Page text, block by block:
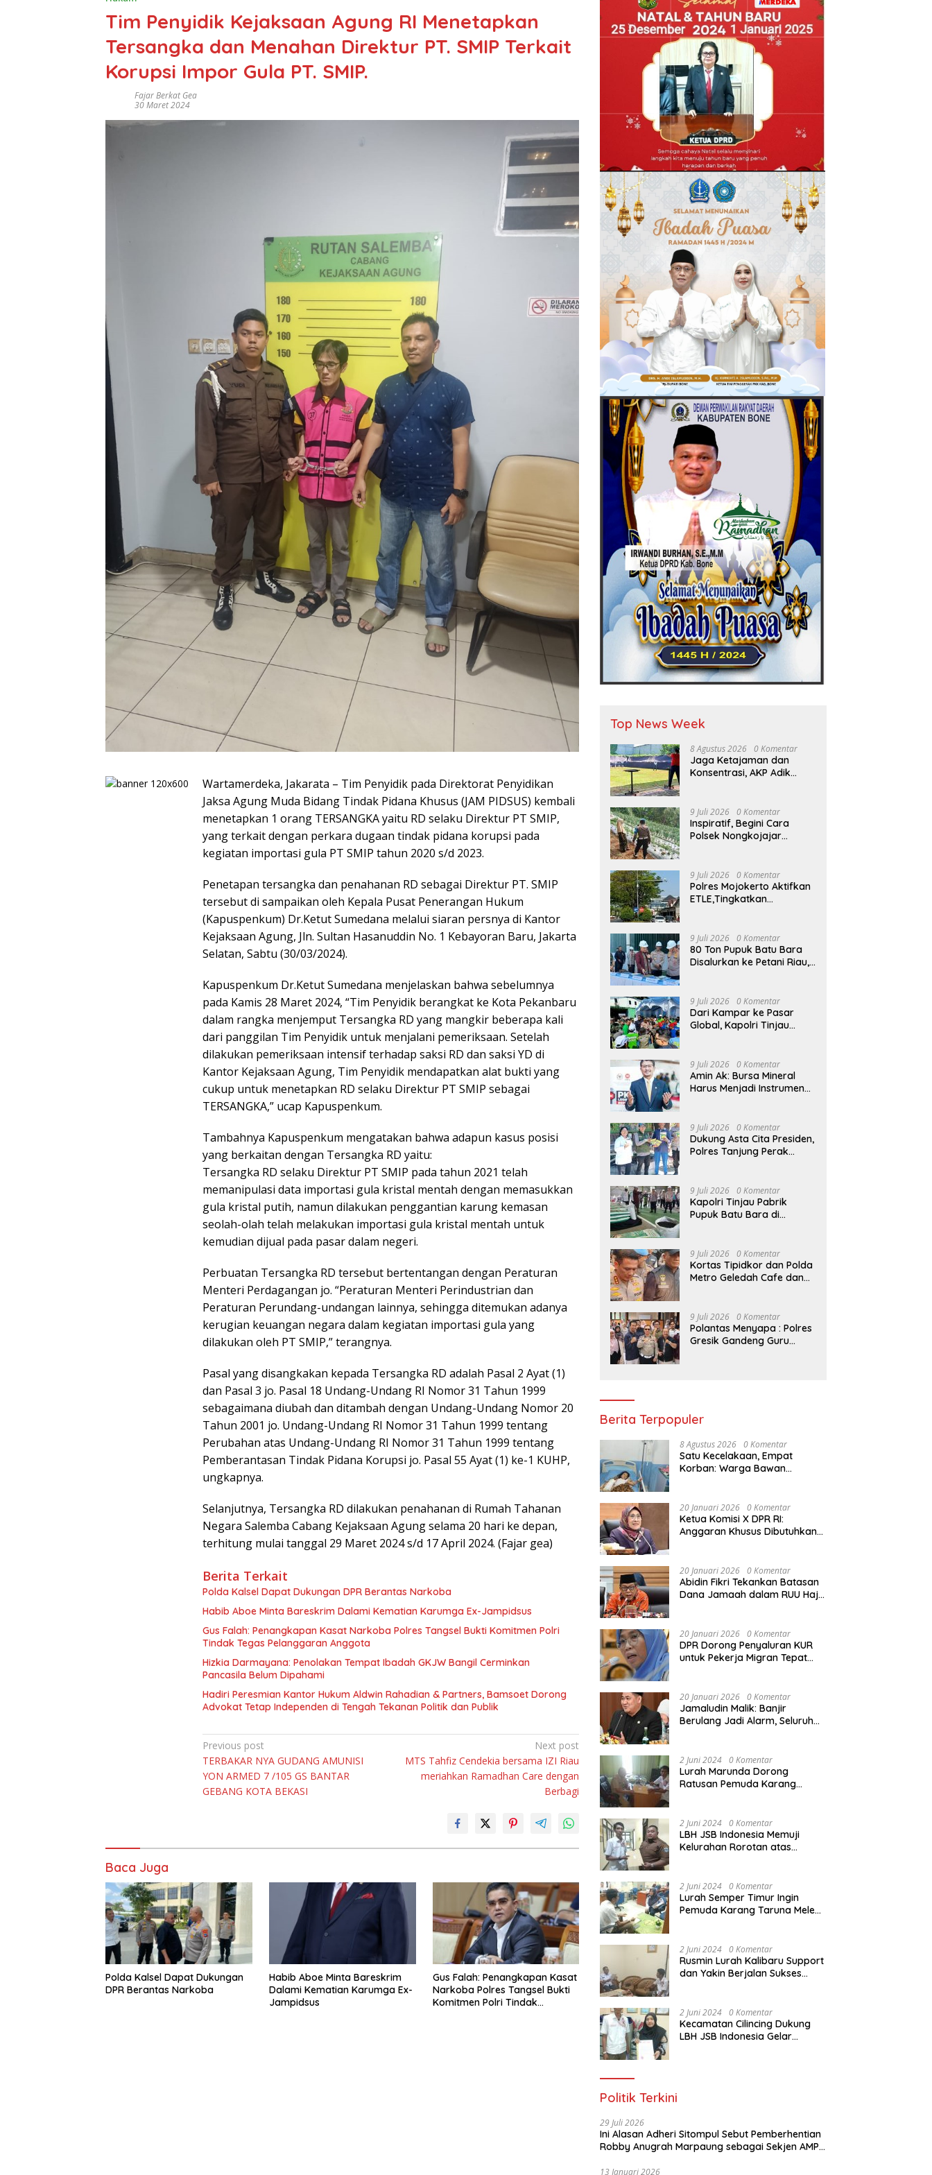
Tim Penyidik Kejaksaan Agung RI Menetapkan
Tersangka dan Menahan Direktur PT. SMIP Terkait
Korupsi Impor Gula PT. SMIP.
Fajar Berkat Gea
30 Maret 2024
Wartamerdeka, Jakarata – Tim Penyidik pada Direktorat Penyidikan
Jaksa Agung Muda Bidang Tindak Pidana Khusus (JAM PIDSUS) kembali
menetapkan 1 orang TERSANGKA yaitu RD selaku Direktur PT SMIP,
yang terkait dengan perkara dugaan tindak pidana korupsi pada
kegiatan importasi gula PT SMIP tahun 2020 s/d 2023.
Penetapan tersangka dan penahanan RD sebagai Direktur PT. SMIP
tersebut di sampaikan oleh Kepala Pusat Penerangan Hukum
(Kapuspenkum) Dr.Ketut Sumedana melalui siaran persnya di Kantor
Kejaksaan Agung, Jln. Sultan Hasanuddin No. 1 Kebayoran Baru, Jakarta
Selatan, Sabtu (30/03/2024).
Kapuspenkum Dr.Ketut Sumedana menjelaskan bahwa sebelumnya
pada Kamis 28 Maret 2024, “Tim Penyidik berangkat ke Kota Pekanbaru
dalam rangka menjemput Tersangka RD yang mangkir beberapa kali
dari panggilan Tim Penyidik untuk menjalani pemeriksaan. Setelah
dilakukan pemeriksaan intensif terhadap saksi RD dan saksi YD di
Kantor Kejaksaan Agung, Tim Penyidik mendapatkan alat bukti yang
cukup untuk menetapkan RD selaku Direktur PT SMIP sebagai
TERSANGKA,” ucap Kapuspenkum.
Tambahnya Kapuspenkum mengatakan bahwa adapun kasus posisi
yang berkaitan dengan Tersangka RD yaitu:
Tersangka RD selaku Direktur PT SMIP pada tahun 2021 telah
memanipulasi data importasi gula kristal mentah dengan memasukkan
gula kristal putih, namun dilakukan penggantian karung kemasan
seolah-olah telah melakukan importasi gula kristal mentah untuk
kemudian dijual pada pasar dalam negeri.
Perbuatan Tersangka RD tersebut bertentangan dengan Peraturan
Menteri Perdagangan jo. “Peraturan Menteri Perindustrian dan
Peraturan Perundang-undangan lainnya, sehingga ditemukan adanya
kerugian keuangan negara dalam kegiatan importasi gula yang
dilakukan oleh PT SMIP,” terangnya.
Pasal yang disangkakan kepada Tersangka RD adalah Pasal 2 Ayat (1)
dan Pasal 3 jo. Pasal 18 Undang-Undang RI Nomor 31 Tahun 1999
sebagaimana diubah dan ditambah dengan Undang-Undang Nomor 20
Tahun 2001 jo. Undang-Undang RI Nomor 31 Tahun 1999 tentang
Perubahan atas Undang-Undang RI Nomor 31 Tahun 1999 tentang
Pemberantasan Tindak Pidana Korupsi jo. Pasal 55 Ayat (1) ke-1 KUHP,
ungkapnya.
Selanjutnya, Tersangka RD dilakukan penahanan di Rumah Tahanan
Negara Salemba Cabang Kejaksaan Agung selama 20 hari ke depan,
terhitung mulai tanggal 29 Maret 2024 s/d 17 April 2024. (Fajar gea)
Berita Terkait
Polda Kalsel Dapat Dukungan DPR Berantas Narkoba
Habib Aboe Minta Bareskrim Dalami Kematian Karumga Ex-Jampidsus
Gus Falah: Penangkapan Kasat Narkoba Polres Tangsel Bukti Komitmen Polri
Tindak Tegas Pelanggaran Anggota
Hizkia Darmayana: Penolakan Tempat Ibadah GKJW Bangil Cerminkan
Pancasila Belum Dipahami
Hadiri Peresmian Kantor Hukum Aldwin Rahadian & Partners, Bamsoet Dorong
Advokat Tetap Independen di Tengah Tekanan Politik dan Publik
Navigasi
pos
Previous post
TERBAKAR NYA GUDANG AMUNISI
YON ARMED 7 /105 GS BANTAR
GEBANG KOTA BEKASI
Next post
MTS Tahfiz Cendekia bersama IZI Riau
meriahkan Ramadhan Care dengan
Berbagi
Baca Juga
Polda Kalsel Dapat Dukungan
DPR Berantas Narkoba
Habib Aboe Minta Bareskrim
Dalami Kematian Karumga Ex-
Jampidsus
Gus Falah: Penangkapan Kasat
Narkoba Polres Tangsel Bukti
Komitmen Polri Tindak
Top News Week
8 Agustus 2026 0 Komentar
Jaga Ketajaman dan
Konsentrasi, AKP Adik
Tengah Kesibukan
9 Juli 2026 0 Komentar
Inspiratif, Begini Cara
Polsek Nongkojajar
9 Juli 2026 0 Komentar
Polres Mojokerto Aktifkan
ETLE,Tingkatkan
9 Juli 2026 0 Komentar
80 Ton Pupuk Batu Bara
Disalurkan ke Petani Riau,
9 Juli 2026 0 Komentar
Dari Kampar ke Pasar
Global, Kapolri Tinjau
9 Juli 2026 0 Komentar
Amin Ak: Bursa Mineral
Harus Menjadi Instrumen
9 Juli 2026 0 Komentar
Dukung Asta Cita Presiden,
Polres Tanjung Perak
Wedi.
9 Juli 2026 0 Komentar
Kapolri Tinjau Pabrik
Pupuk Batu Bara di
Kelompok Tani Riau
9 Juli 2026 0 Komentar
Kortas Tipidkor dan Polda
Metro Geledah Cafe dan
9 Juli 2026 0 Komentar
Polantas Menyapa : Polres
Gresik Gandeng Guru
Berita Terpopuler
8 Agustus 2026 0 Komentar
Satu Kecelakaan, Empat
Korban: Warga Bawan
Mendapat Lampu Jalan?
20 Januari 2026 0 Komentar
Ketua Komisi X DPR RI:
Anggaran Khusus Dibutuhkan
Akibat Bencana
20 Januari 2026 0 Komentar
Abidin Fikri Tekankan Batasan
Dana Jamaah dalam RUU Haji
20 Januari 2026 0 Komentar
DPR Dorong Penyaluran KUR
untuk Pekerja Migran Tepat
PMI
20 Januari 2026 0 Komentar
Jamaludin Malik: Banjir
Berulang Jadi Alarm, Seluruh
2 Juni 2024 0 Komentar
Lurah Marunda Dorong
Ratusan Pemuda Karang
Paralegal Gratis Yang
Diadakan LBH JSB Indonesia
2 Juni 2024 0 Komentar
LBH JSB Indonesia Memuji
Kelurahan Rorotan atas
150 orang Pemuda Karang
Taruna di Jakarta Utara
2 Juni 2024 0 Komentar
Lurah Semper Timur Ingin
Pemuda Karang Taruna Melek
Diadakan LBH JSB Indonesia
2 Juni 2024 0 Komentar
Rusmin Lurah Kalibaru Support
dan Yakin Berjalan Sukses
Taruna di Jakarta Utara
2 Juni 2024 0 Komentar
Kecamatan Cilincing Dukung
LBH JSB Indonesia Gelar
Politik Terkini
29 Juli 2026
Ini Alasan Adheri Sitompul Sebut Pemberhentian
Robby Anugrah Marpaung sebagai Sekjen AMPI
13 Januari 2026